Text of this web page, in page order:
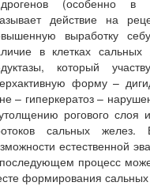
(особенно в
действие на
выработку
в клетках
который
форму –
– гиперкератоз –
рогового слоя
сальных
естественной
процесс
формирования сальных